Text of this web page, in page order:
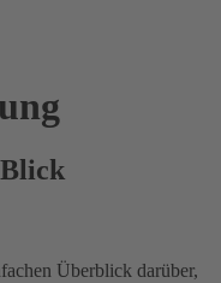
Blick
Überblick darüber,